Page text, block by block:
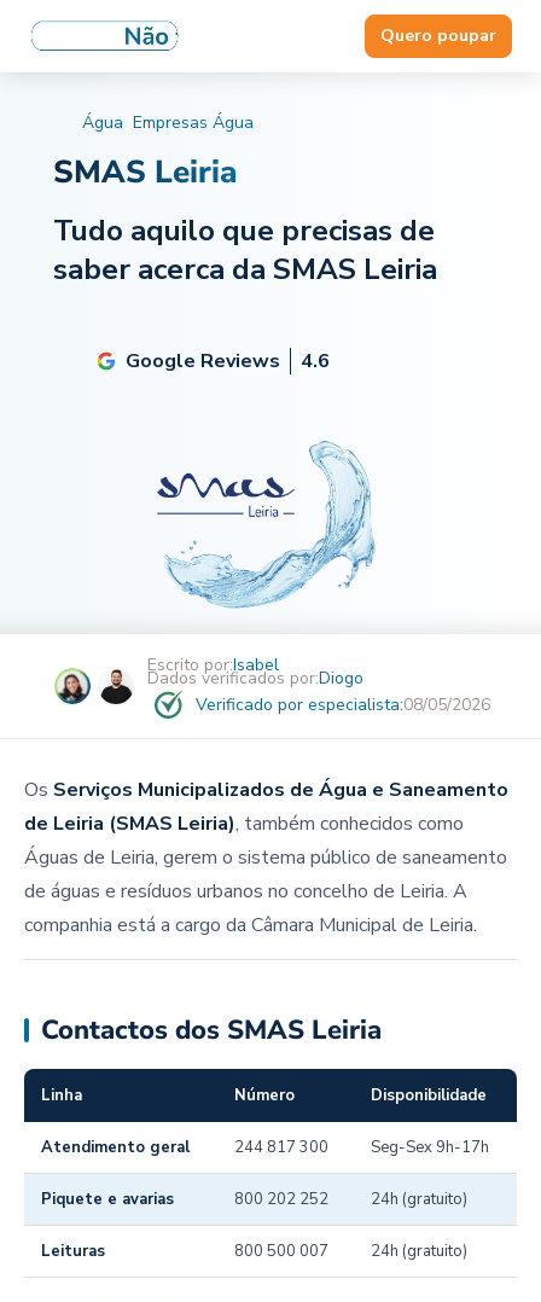
Quero poupar
Água Empresas Água
SMAS Leiria
Tudo aquilo que precisas de
saber acerca da SMAS Leiria
Google Reviews 4.6
Escrito por:Isabel
Dados verificados por:Diogo
Verificado por especialista:08/05/2026
Os Serviços Municipalizados de Água e Saneamento
de Leiria (SMAS Leiria), também conhecidos como
Águas de Leiria, gerem o sistema público de saneamento
de águas e resíduos urbanos no concelho de Leiria. A
companhia está a cargo da Câmara Municipal de Leiria.
Contactos dos SMAS Leiria
Linha Número Disponibilidade
Atendimento geral 244 817 300 Seg-Sex 9h-17h
Piquete e avarias 800 202 252 24h (gratuito)
Leituras 800 500 007 24h (gratuito)